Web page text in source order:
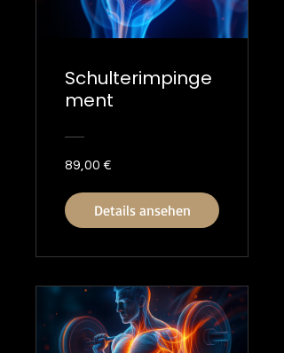
Schulterimpinge
ment
89,00 €
Details ansehen